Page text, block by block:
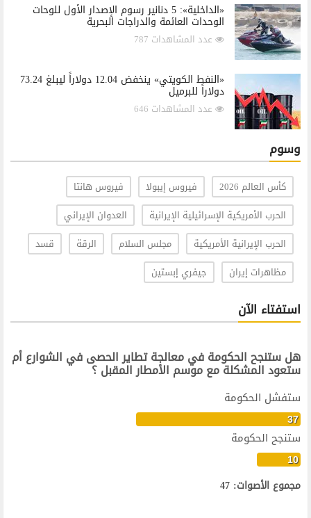
«الداخلية»: 5 دنانير رسوم الإصدار الأول للوحات
الوحدات العائمة والدراجات البحرية
عدد المشاهدات 787
«النفط الكويتي» ينخفض 12.04 دولاراً ليبلغ 73.24
دولاراً للبرميل
عدد المشاهدات 646
وسوم
كأس العالم 2026 فيروس إيبولا
فيروس هانتا
الحرب الأمريكية الإسرائيلية الإيرانية
العدوان الإيراني
الحرب الإيرانية الأمريكية
مجلس السلام الرقة
قسد
مظاهرات إيران
جيفري إبستين
استفتاء الآن
هل ستنجح الحكومة في معالجة تطاير الحصى في الشوارع أم
ستعود المشكلة مع موسم الأمطار المقبل ؟
ستفشل الحكومة
37
ستنجح الحكومة
10
مجموع الأصوات: 47